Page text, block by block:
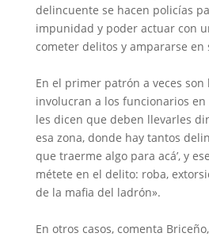
delincuente se hacen policías
impunidad y poder actuar con
cometer delitos y ampararse en
En el primer patrón a veces son
involucran a los funcionarios en
les dicen que deben llevarles
esa zona, donde hay tantos
que traerme algo para acá’, y
métete en el delito: roba,
de la mafia del ladrón».
En otros casos, comenta